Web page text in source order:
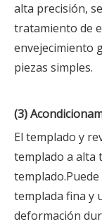
alta precisión,
tratamiento de
envejecimiento
piezas simples.
(3)
El templado y
templado a alta
templada fina y
deformación